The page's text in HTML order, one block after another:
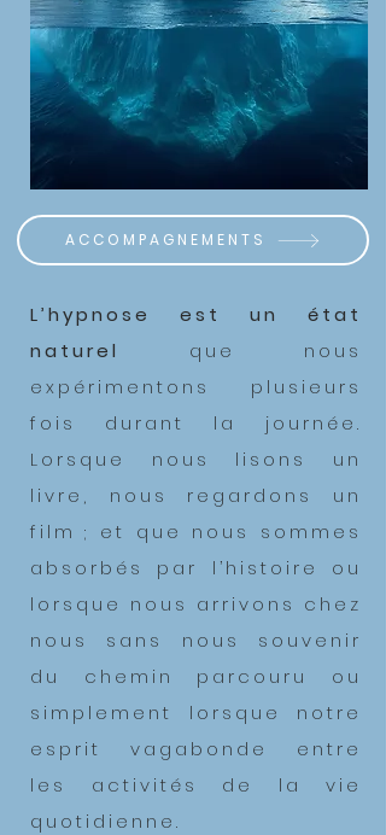
ACCOMPAGNEMENTS
L’hypnose est un état
naturel
que nous
expérimentons plusieurs
fois durant la journée.
Lorsque nous lisons un
livre, nous regardons un
film ; et que nous sommes
absorbés par l’histoire ou
lorsque nous arrivons chez
nous sans nous souvenir
du chemin parcouru ou
simplement lorsque notre
esprit vagabonde entre
les activités de la vie
quotidienne.